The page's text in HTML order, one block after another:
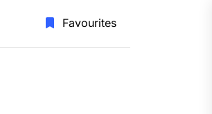
Favourites